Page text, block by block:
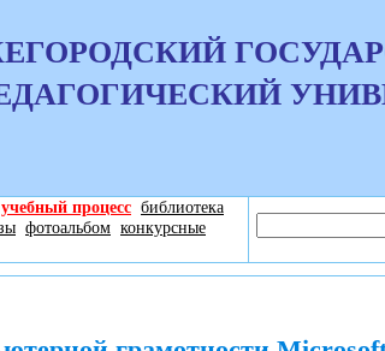
учебный процесс библиотека
фотоальбом конкурсные